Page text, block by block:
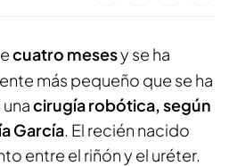
cuatro mesesy se ha
más pequeño que se ha
cirugía robótica, según
García. El recién nacido
entre el riñón y el uréter.